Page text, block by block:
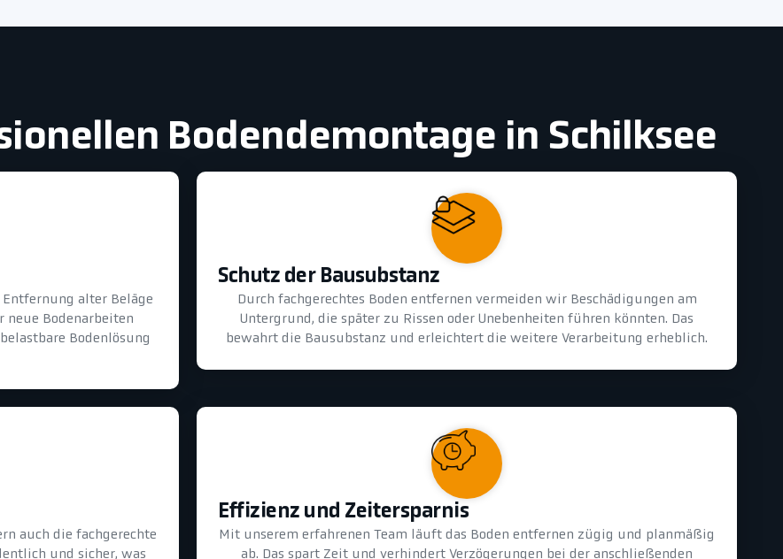
Bodendemontage in Schilksee
alter Beläge
Bodenarbeiten
Bodenlösung
Schutz der Bausubstanz
Durch fachgerechtes Boden entfernen vermeiden wir Beschädigungen am
Untergrund, die später zu Rissen oder Unebenheiten führen könnten. Das
bewahrt die Bausubstanz und erleichtert die weitere Verarbeitung erheblich.
auch die fachgerechte
und sicher, was
Effizienz und Zeitersparnis
Mit unserem erfahrenen Team läuft das Boden entfernen zügig und planmäßig
ab. Das spart Zeit und verhindert Verzögerungen bei der anschließenden